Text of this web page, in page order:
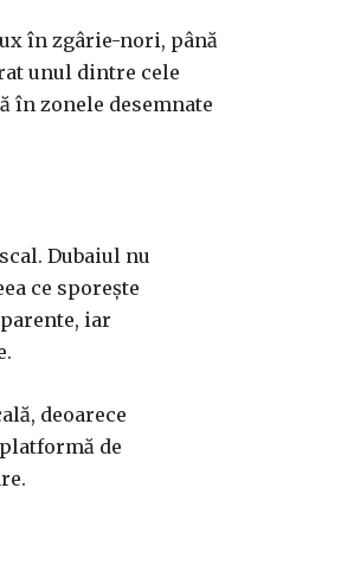
în zgârie-nori, până
unul dintre cele
zonele desemnate
Dubaiul nu
ce sporește
iar
deoarece
de